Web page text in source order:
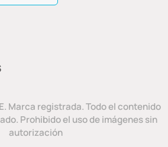
Marca registrada. Todo el contenido
Prohibido el uso de imágenes sin
autorización